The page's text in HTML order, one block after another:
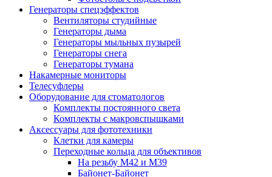
Генераторы спецэффектов
Вентиляторы студийные
Генераторы дыма
Генераторы мыльных пузырей
Генераторы снега
Генераторы тумана
Накамерные мониторы
Телесуфлеры
Оборудование для стоматологов
Комплекты постоянного света
Комплекты с макровспышками
Аксессуары для фототехники
Клетки для камеры
Переходные кольца для объективов
На резьбу М42 и М39
Байонет-Байонет